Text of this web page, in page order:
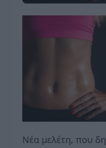
Νέα μελέτη, που